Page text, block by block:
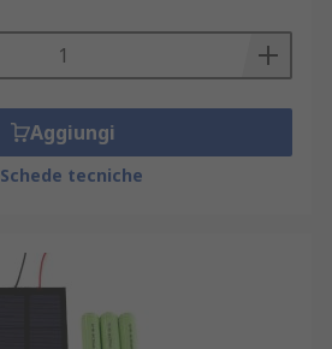
Aggiungi
Schede tecniche